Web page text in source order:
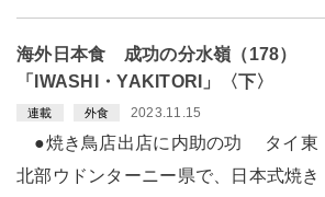
海外日本食 成功の分水嶺（178）
「IWASHI・YAKITORI」〈下〉
連載 外食 2023.11.15
●焼き鳥店出店に内助の功 タイ東
北部ウドンターニー県で、日本式焼き